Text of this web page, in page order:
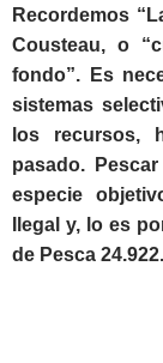
Recordemos
Cousteau, o
fondo”. Es
sistemas
los recursos,
pasado.
especie
Ilegal y, lo es
de Pesca 24.922.